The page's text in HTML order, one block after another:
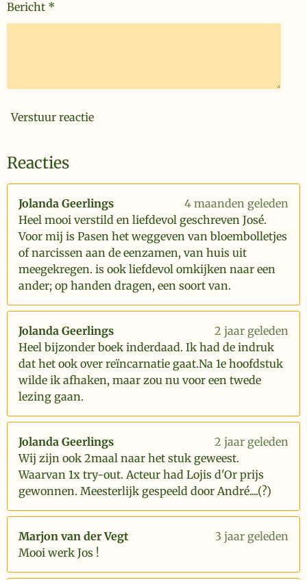
Bericht *
Verstuur reactie
Reacties
Jolanda Geerlings
4 maanden geleden
Heel mooi verstild en liefdevol geschreven José.
Voor mij is Pasen het weggeven van bloembolletjes
of narcissen aan de eenzamen, van huis uit
meegekregen. is ook liefdevol omkijken naar een
ander; op handen dragen, een soort van.
Jolanda Geerlings
2 jaar geleden
Heel bijzonder boek inderdaad. Ik had de indruk
dat het ook over reïncarnatie gaat.Na 1e hoofdstuk
wilde ik afhaken, maar zou nu voor een twede
lezing gaan.
Jolanda Geerlings
2 jaar geleden
Wij zijn ook 2maal naar het stuk geweest.
Waarvan 1x try-out. Acteur had Lojis d'Or prijs
gewonnen. Meesterlijk gespeeld door André....(?)
Marjon van der Vegt
3 jaar geleden
Mooi werk Jos !